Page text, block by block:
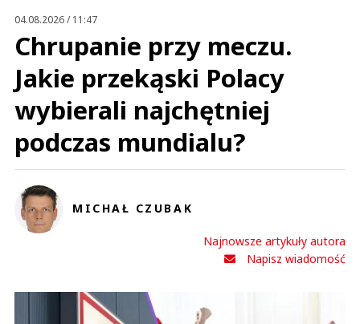
04.08.2026 / 11:47
Chrupanie przy meczu.
Jakie przekąski Polacy
wybierali najchętniej
podczas mundialu?
MICHAŁ CZUBAK
Najnowsze artykuły autora
Napisz wiadomość